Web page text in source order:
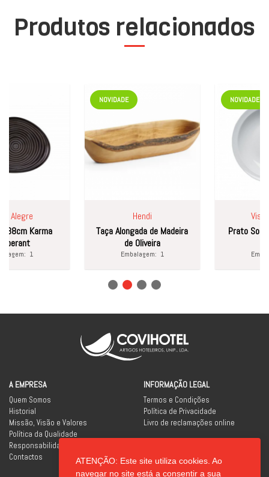
ATENÇÃO: Este site utiliza cookies. Ao
navegar no site está a consentir a sua
Produtos relacionados
Karma
1
NOVIDADE
Hendi
Taça Alongada de Madeira
de Oliveira
Embalagem:1
NOVIDADE
Vista
Prato Sopa
A EMPRESA
Quem Somos
Historial
Missão, Visão e Valores
Política da Qualidade
Responsabilidade Social
Contactos
INFORMAÇÃO LEGAL
Termos e Condições
Política de Privacidade
Livro de reclamações online
REDES SOCIAIS